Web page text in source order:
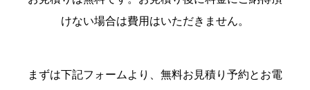
けない場合は費用はいただきません。
まずは下記フォームより、無料お見積り予約とお電